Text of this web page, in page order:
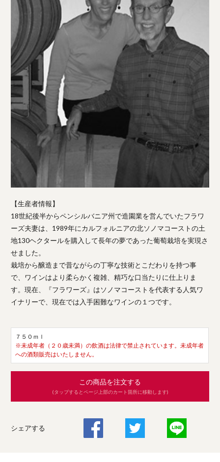
【生産者情報】
18世紀後半からペンシルバニア州で造園業を営んでいたフラワ
ーズ夫妻は、1989年にカルフォルニアの北ソノマコーストの土
地130ヘクタールを購入して長年の夢であった葡萄栽培を実現さ
せました。
栽培から醸造まで昔ながらの丁寧な技術とこだわりを持つ事
で、ワインはより柔らかく複雑、精巧な口当たりに仕上りま
す。現在、『フラワーズ』はソノマコーストを代表する人気ワ
イナリーで、現在では入手困難なワインの１つです。
７５０ｍｌ
※未成年者（２０歳未満）の飲酒は法律で禁止されています。未成年者
への酒類販売はいたしません。
この商品を注文する
(タップするとページ上部のカート箇所に移動します)
シェアする